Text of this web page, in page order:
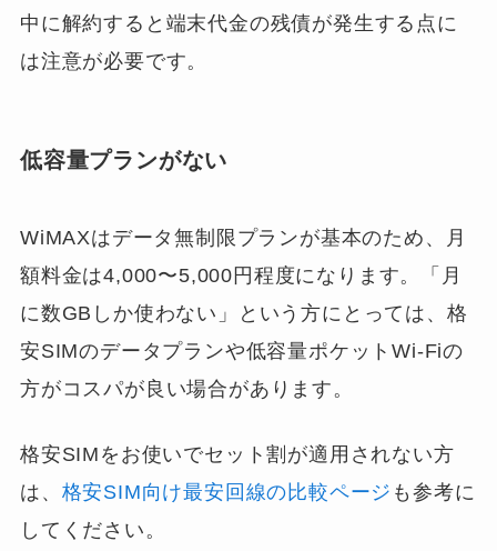
中に解約すると端末代金の残債が発生する点に
は注意が必要です。
低容量プランがない
WiMAXはデータ無制限プランが基本のため、月
額料金は4,000〜5,000円程度になります。「月
に数GBしか使わない」という方にとっては、格
安SIMのデータプランや低容量ポケットWi-Fiの
方がコスパが良い場合があります。
格安SIMをお使いでセット割が適用されない方
は、 格安SIM向け最安回線の比較ページ も参考に
してください。